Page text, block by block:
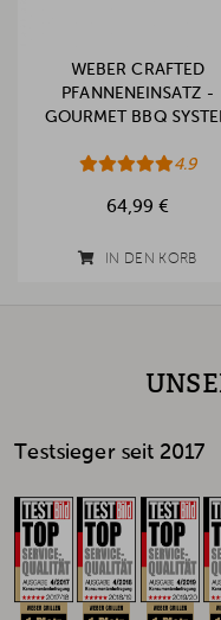
WEBER CRAFTED
PFANNENEINSATZ -
GOURMET BBQ
4.9
64,99 €
IN DEN KORB
Testsieger seit 2017